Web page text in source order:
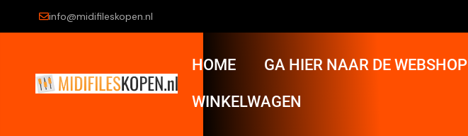
info@midifileskopen.nl
HOME GA HIER NAAR DE WEBSHOP
WINKELWAGEN